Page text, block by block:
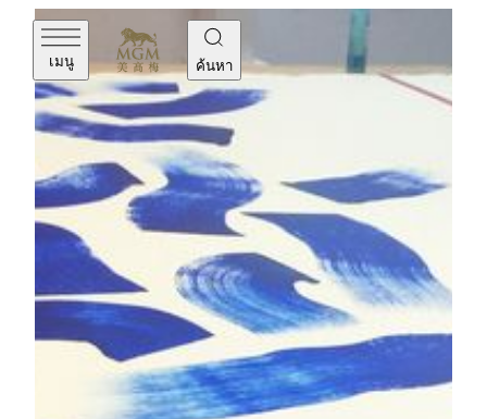
เมนู ค้นหา
Dancing Light 2016
“Dancing Lights คือการแสดงออกถึงพลังทางจิตวิญญาณ
ที่แข็งแกร่งที่สุดของผม เป็นจุดหลอมรวมระหว่าง
ประสบการณ์และปรัชญาชีวิตของผม ตลอดกระบวนการ
นั้น ฉันทั้งสร้างสรรค์และได้ประสบกับความรู้แจ้งหลาย
ประการ ซึ่งในที่สุดได้ยกระดับฉันไปสู่อีกมิติ — เซียว
ฉิน (Hsiao Chin)
เซียว ฉิน (Hsiao Chin) เป็นบุคคลสำคัญในฐานะทูตทาง
วัฒนธรรมระหว่างโลกตะวันออกและตะวันตกในยุคหลัง
สงครามโลก ในทศวรรษ 1960 เขาได้ก่อตั้งขบวนการ
ศิลปะ “ปุนโต (Punto)” ที่เมืองมิลาน ซึ่งคำว่า “Punto” ใน